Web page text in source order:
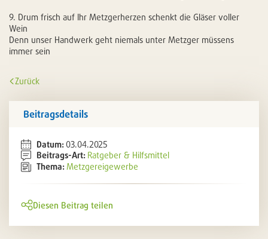
Beitragsdetails
Datum:03.04.2025
Beitrags-Art: Ratgeber & Hilfsmittel
Thema: Metzgereigewerbe
Diesen Beitrag teilen
9. Drum frisch auf Ihr Metzgerherzen schenkt die Gläser voller
Wein
Denn unser Handwerk geht niemals unter Metzger müssens
immer sein
Zurück